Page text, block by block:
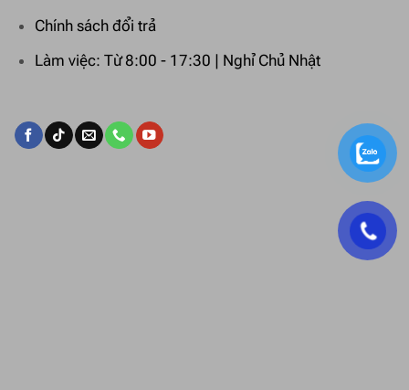
Chính sách đổi trả
Làm việc: Từ 8:00 - 17:30 | Nghỉ Chủ Nhật